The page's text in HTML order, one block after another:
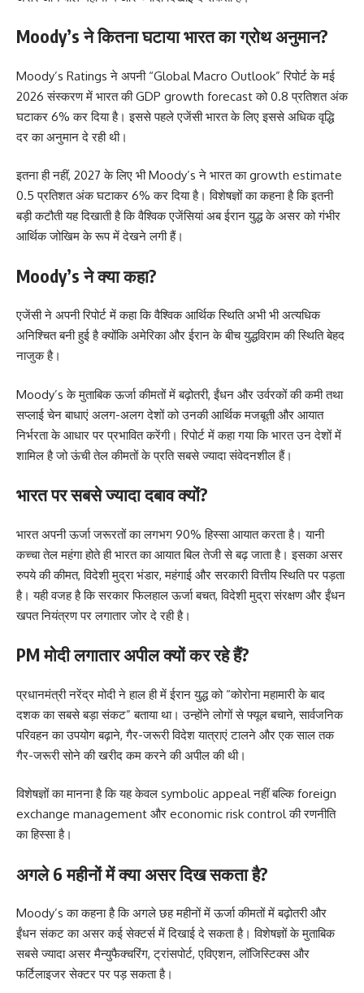
Moody’s ने कितना घटाया भारत का ग्रोथ अनुमान?
Moody’s Ratings ने अपनी “Global Macro Outlook” रिपोर्ट के मई
2026 संस्करण में भारत की GDP growth forecast को 0.8 प्रतिशत अंक
घटाकर 6% कर दिया है। इससे पहले एजेंसी भारत के लिए इससे अधिक वृद्धि
दर का अनुमान दे रही थी।
इतना ही नहीं, 2027 के लिए भी Moody’s ने भारत का growth estimate
0.5 प्रतिशत अंक घटाकर 6% कर दिया है। विशेषज्ञों का कहना है कि इतनी
बड़ी कटौती यह दिखाती है कि वैश्विक एजेंसियां अब ईरान युद्ध के असर को गंभीर
आर्थिक जोखिम के रूप में देखने लगी हैं।
Moody’s ने क्या कहा?
एजेंसी ने अपनी रिपोर्ट में कहा कि वैश्विक आर्थिक स्थिति अभी भी अत्यधिक
अनिश्चित बनी हुई है क्योंकि अमेरिका और ईरान के बीच युद्धविराम की स्थिति बेहद
नाजुक है।
Moody’s के मुताबिक ऊर्जा कीमतों में बढ़ोतरी, ईंधन और उर्वरकों की कमी तथा
सप्लाई चेन बाधाएं अलग-अलग देशों को उनकी आर्थिक मजबूती और आयात
निर्भरता के आधार पर प्रभावित करेंगी। रिपोर्ट में कहा गया कि भारत उन देशों में
शामिल है जो ऊंची तेल कीमतों के प्रति सबसे ज्यादा संवेदनशील हैं।
भारत पर सबसे ज्यादा दबाव क्यों?
भारत अपनी ऊर्जा जरूरतों का लगभग 90% हिस्सा आयात करता है। यानी
कच्चा तेल महंगा होते ही भारत का आयात बिल तेजी से बढ़ जाता है। इसका असर
रुपये की कीमत, विदेशी मुद्रा भंडार, महंगाई और सरकारी वित्तीय स्थिति पर पड़ता
है। यही वजह है कि सरकार फिलहाल ऊर्जा बचत, विदेशी मुद्रा संरक्षण और ईंधन
खपत नियंत्रण पर लगातार जोर दे रही है।
PM मोदी लगातार अपील क्यों कर रहे हैं?
प्रधानमंत्री नरेंद्र मोदी ने हाल ही में ईरान युद्ध को “कोरोना महामारी के बाद
दशक का सबसे बड़ा संकट” बताया था। उन्होंने लोगों से फ्यूल बचाने, सार्वजनिक
परिवहन का उपयोग बढ़ाने, गैर-जरूरी विदेश यात्राएं टालने और एक साल तक
गैर-जरूरी सोने की खरीद कम करने की अपील की थी।
विशेषज्ञों का मानना है कि यह केवल symbolic appeal नहीं बल्कि foreign
exchange management और economic risk control की रणनीति
का हिस्सा है।
अगले 6 महीनों में क्या असर दिख सकता है?
Moody’s का कहना है कि अगले छह महीनों में ऊर्जा कीमतों में बढ़ोतरी और
ईंधन संकट का असर कई सेक्टर्स में दिखाई दे सकता है। विशेषज्ञों के मुताबिक
सबसे ज्यादा असर मैन्युफैक्चरिंग, ट्रांसपोर्ट, एविएशन, लॉजिस्टिक्स और
फर्टिलाइजर सेक्टर पर पड़ सकता है।